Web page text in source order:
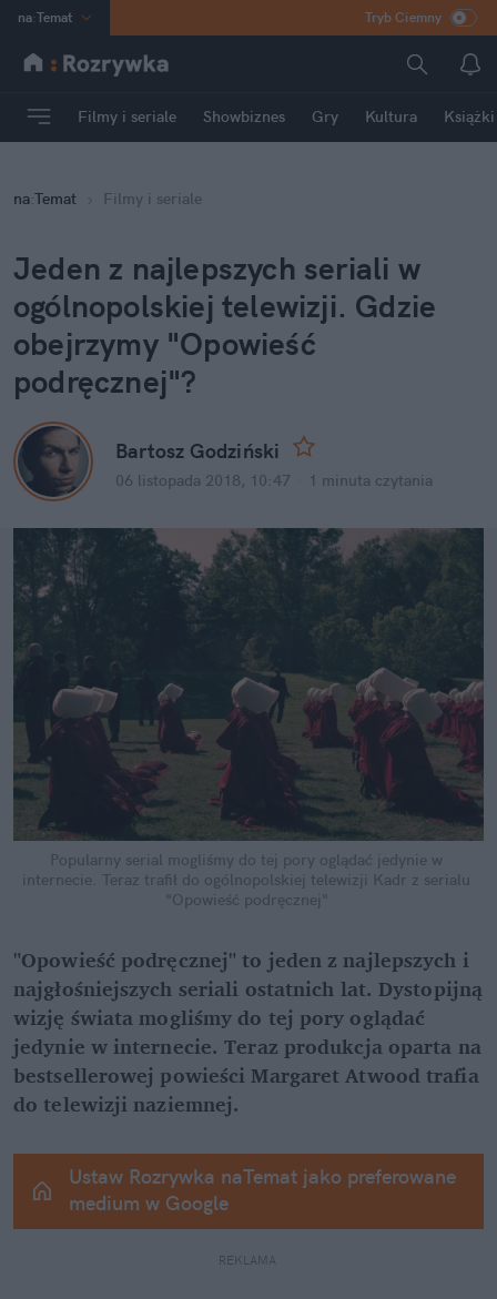
na:Temat
INN Poland
mama
Rozrywka
Tryb Ciemny
Filmy i seriale Showbiznes Gry Kultura Książki
na:Temat Filmy i seriale
Jeden z najlepszych seriali w
ogólnopolskiej telewizji. Gdzie
obejrzymy "Opowieść
podręcznej"?
Bartosz Godziński
06 listopada 2018, 10:47 1 minuta czytania
Popularny serial mogliśmy do tej pory oglądać jedynie w
internecie. Teraz trafił do ogólnopolskiej telewizji Kadr z serialu
"Opowieść podręcznej"
"Opowieść podręcznej" to jeden z najlepszych i
najgłośniejszych seriali ostatnich lat. Dystopijną
wizję świata mogliśmy do tej pory oglądać
jedynie w internecie. Teraz produkcja oparta na
bestsellerowej powieści Margaret Atwood trafia
do telewizji naziemnej.
Ustaw Rozrywka naTemat jako preferowane
medium w Google
REKLAMA